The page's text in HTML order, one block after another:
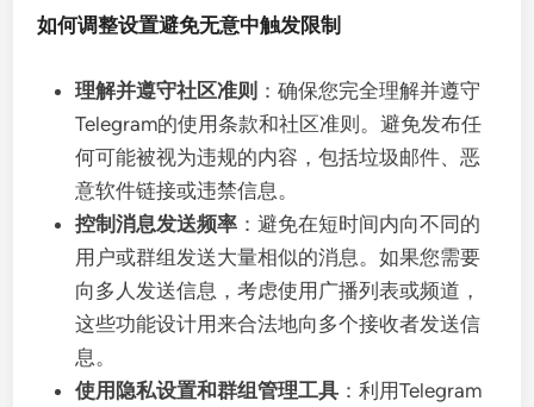
如何调整设置避免无意中触发限制
理解并遵守社区准则 ：确保您完全理解并遵守
Telegram的使用条款和社区准则。避免发布任
何可能被视为违规的内容，包括垃圾邮件、恶
意软件链接或违禁信息。
控制消息发送频率 ：避免在短时间内向不同的
用户或群组发送大量相似的消息。如果您需要
向多人发送信息，考虑使用广播列表或频道，
这些功能设计用来合法地向多个接收者发送信
息。
使用隐私设置和群组管理工具 ：利用Telegram